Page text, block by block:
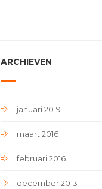
ARCHIEVEN
januari 2019
maart 2016
februari 2016
december 2013